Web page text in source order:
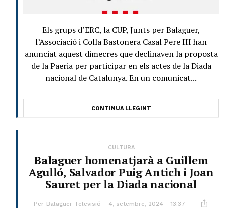
Els grups d’ERC, la CUP, Junts per Balaguer,
l’Associació i Colla Bastonera Casal Pere III han
anunciat aquest dimecres que declinaven la proposta
de la Paeria per participar en els actes de la Diada
nacional de Catalunya. En un comunicat...
CONTINUA LLEGINT
CULTURA
Balaguer homenatjarà a Guillem
Agulló, Salvador Puig Antich i Joan
Sauret per la Diada nacional
Per Balaguer Televisió 4, setembre, 2024 - 13:37